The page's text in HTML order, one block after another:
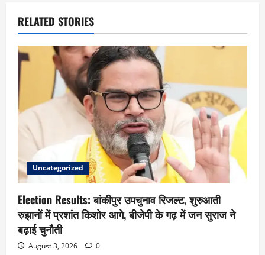
RELATED STORIES
Uncategorized
Election Results: बांकीपुर उपचुनाव रिजल्ट, शुरुआती
रुझानों में प्रशांत किशोर आगे, बीजेपी के गढ़ में जन सुराज ने
बढ़ाई चुनौती
August 3, 2026 0